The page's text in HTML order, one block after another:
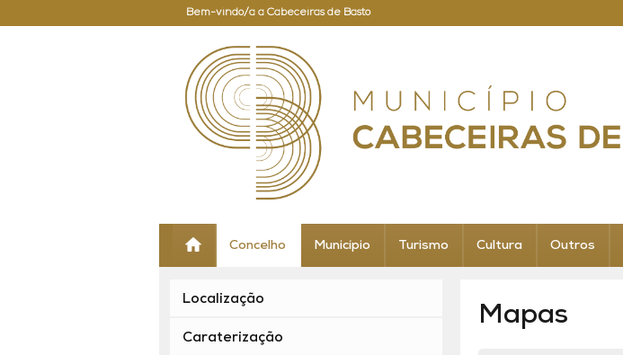
Bem-vindo/a a Cabeceiras de Basto
Concelho Município Turismo Cultura Outros
Localização
Caraterização
Mapas